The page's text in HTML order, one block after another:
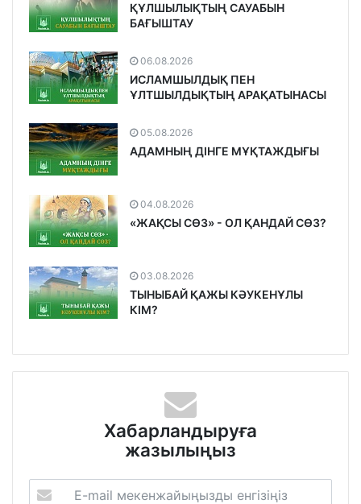
ҚҰЛШЫЛЫҚТЫҢ САУАБЫН
БАҒЫШТАУ
06.08.2026
ИСЛАМШЫЛДЫҚ ПЕН
ҰЛТШЫЛДЫҚТЫҢ АРАҚАТЫНАСЫ
05.08.2026
АДАМНЫҢ ДІНГЕ МҰҚТАЖДЫҒЫ
04.08.2026
«ЖАҚСЫ СӨЗ» - ОЛ ҚАНДАЙ СӨЗ?
03.08.2026
ТЫНЫБАЙ ҚАЖЫ КӘУКЕНҰЛЫ
КІМ?
Хабарландыруға
жазылыңыз